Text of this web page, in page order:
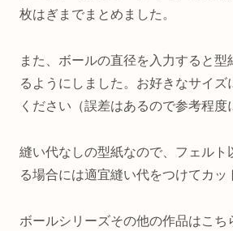
枚はぎまでまとめました。
また、ボールの直径を入力すると型
るようにしました。お好きなサイズ
ください（誤差はあるので参考程度
縫い代なしの型紙なので、フェルト
る場合には適宜縫い代をつけてカッ
ボールシリーズその他の作品はこち